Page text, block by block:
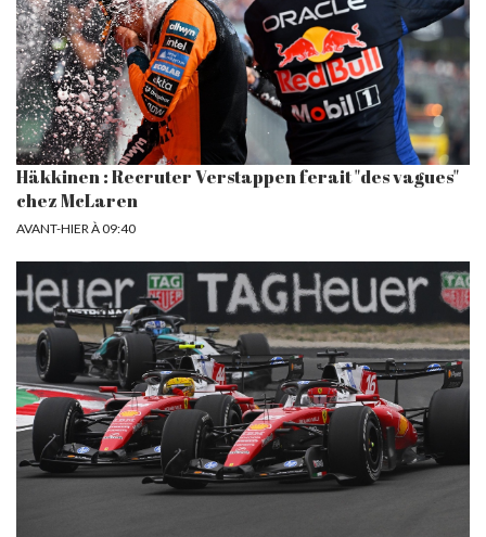
Häkkinen : Recruter Verstappen ferait "des vagues"
chez McLaren
AVANT-HIER À 09:40